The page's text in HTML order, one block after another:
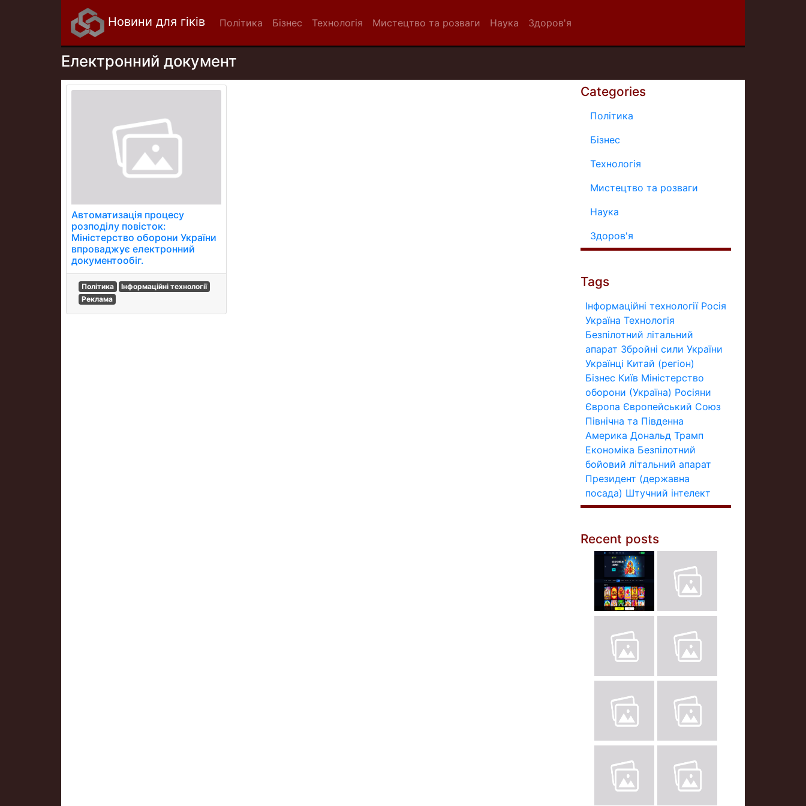
Новини для гіків Політика Бізнес Технологія Мистецтво та розваги Наука Здоров'я
Електронний документ
Автоматизація процесу
розподілу повісток:
Міністерство оборони України
впроваджує електронний
документообіг.
Політика
Інформаційні технології
Реклама
Categories
Політика
Бізнес
Технологія
Мистецтво та розваги
Наука
Здоров'я
Tags
Інформаційні технології Росія
Україна Технологія
Безпілотний літальний
апарат Збройні сили України
Українці Китай (регіон)
Бізнес Київ Міністерство
оборони (Україна) Росіяни
Європа Європейський Союз
Північна та Південна
Америка Дональд Трамп
Економіка Безпілотний
бойовий літальний апарат
Президент (державна
посада) Штучний інтелект
Recent posts